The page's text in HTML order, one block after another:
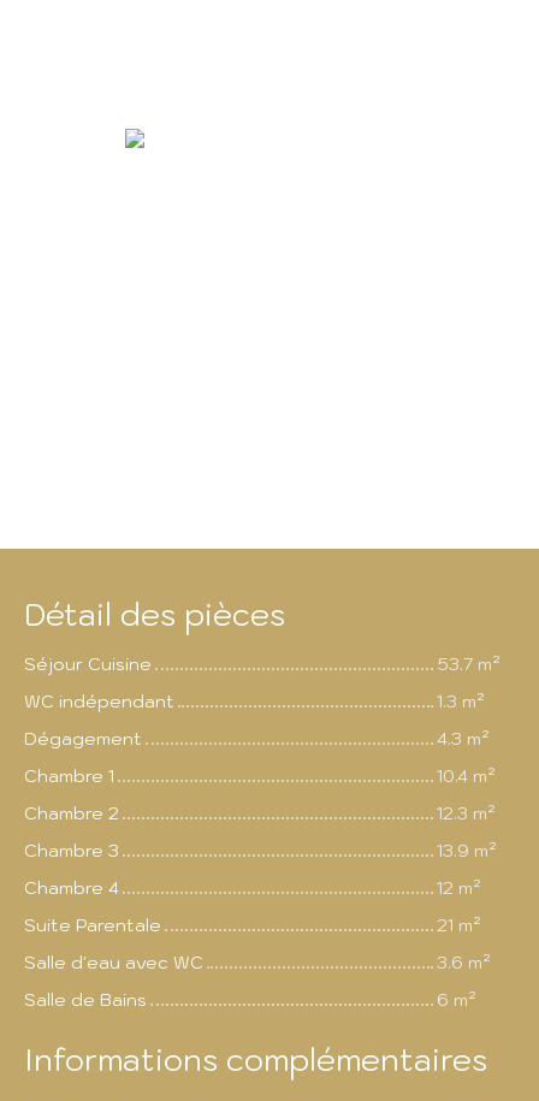
Détail des pièces
Séjour Cuisine
53.7 m²
WC indépendant
1.3 m²
Dégagement
4.3 m²
Chambre 1
10.4 m²
Chambre 2
12.3 m²
Chambre 3
13.9 m²
Chambre 4
12 m²
Suite Parentale
21 m²
Salle d'eau avec WC
3.6 m²
Salle de Bains
6 m²
Informations complémentaires